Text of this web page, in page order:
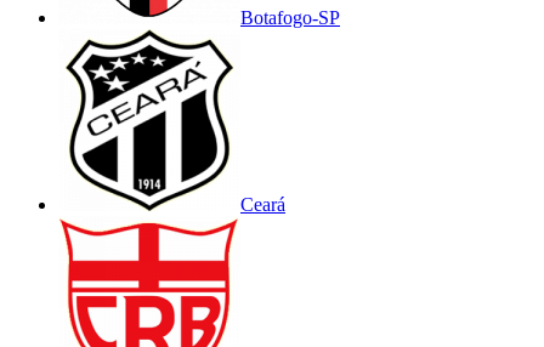
Botafogo-SP
Ceará